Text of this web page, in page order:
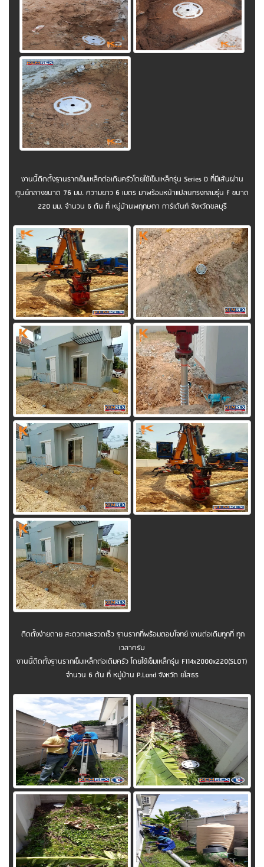
งานนี้ติดตั้งฐานรากเข็มเหล็กต่อเติมครัวโดยใช้เข็มเหล็กรุ่น Series D ที่มีเส้นผ่าน
ศูนย์กลางขนาด 76 มม. ความยาว 6 เมตร มาพร้อมหน้าแปลนทรงกลมรุ่น F ขนาด
220 มม. จำนวน 6 ต้น ที่ หมู่บ้านพฤกษดา การ์เด้นท์ จังหวัดชลบุรี
ติดตั้งง่ายดาย สะดวกและรวดเร็ว ฐานรากที่พร้อมตอบโจทย์ งานต่อเติมทุกที่ ทุก
เวลาครับ
งานนี้ติดตั้งฐานรากเข็มเหล็กต่อเติมครัว โดยใช้เข็มเหล็กรุ่น F114x2000x220(SLOT)
จำนวน 6 ต้น ที่ หมู่บ้าน P.Land จังหวัด ยโสธร